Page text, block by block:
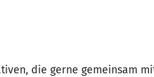
die gerne gemeinsam